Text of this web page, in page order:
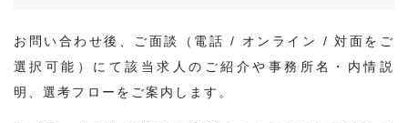
お問い合わせ後、ご面談（電話 / オンライン / 対面をご
選択可能）にて該当求人のご紹介や事務所名・内情説
明、選考フローをご案内します。